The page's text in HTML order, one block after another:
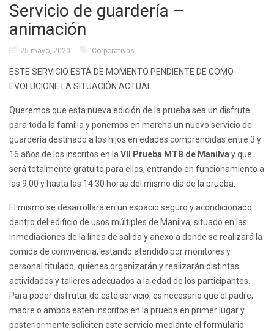
Servicio de guardería –
animación
25 mayo, 2020 Corporativas
ESTE SERVICIO ESTÁ DE MOMENTO PENDIENTE DE COMO
EVOLUCIONE LA SITUACIÓN ACTUAL.
Queremos que esta nueva edición de la prueba sea un disfrute
para toda la familia y ponemos en marcha un nuevo servicio de
guardería destinado a los hijos en edades comprendidas entre 3 y
16 años de los inscritos en la VII Prueba MTB de Manilva y que
será totalmente gratuito para ellos, entrando en funcionamiento a
las 9:00 y hasta las 14:30 horas del mismo día de la prueba.
El mismo se desarrollará en un espacio seguro y acondicionado
dentro del edificio de usos múltiples de Manilva, situado en las
inmediaciones de la línea de salida y anexo a donde se realizará la
comida de convivencia, estando atendido por monitores y
personal titulado, quienes organizarán y realizarán distintas
actividades y talleres adecuados a la edad de los participantes.
Para poder disfrutar de este servicio, es necesario que el padre,
madre o ambos estén inscritos en la prueba en primer lugar y
posteriormente soliciten este servicio mediante el formulario